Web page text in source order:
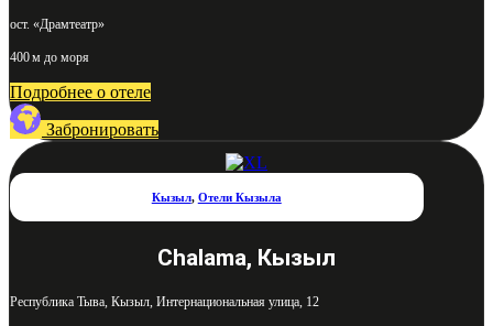
ост. «Драмтеатр»
400 м до моря
Подробнее о отеле
Забронировать
Кызыл, Отели Кызыла
Chalama, Кызыл
Республика Тыва, Кызыл, Интернациональная улица, 12